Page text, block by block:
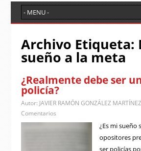
Archivo Etiqueta:
sueño a la meta
¿Realmente debe ser
policía?
Autor: JAVIER RAMÓN GONZÁLEZ MARTÍNEZ
Comentarios
¿Es mi sueño
opositores
ser policías